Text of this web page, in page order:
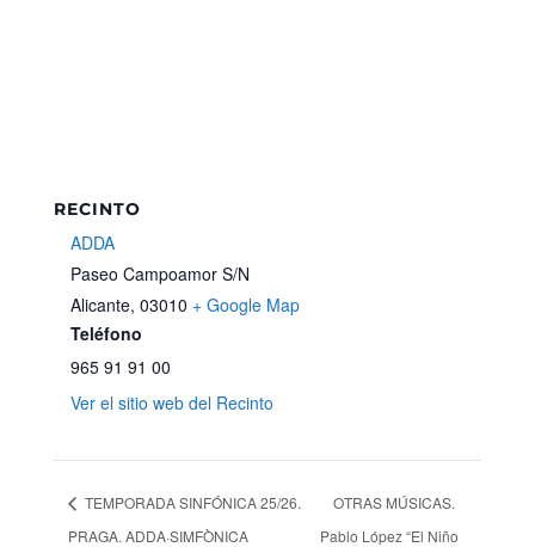
RECINTO
ADDA
Paseo Campoamor S/N
Alicante, 03010 + Google Map
Teléfono
965 91 91 00
Ver el sitio web del Recinto
TEMPORADA SINFÓNICA 25/26.
PRAGA. ADDA·SIMFÒNICA
OTRAS MÚSICAS.
Pablo López “El Niño